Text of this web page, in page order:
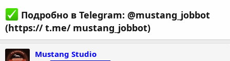
Подробно в Telegram: @mustang_jobbot
(https:// t.me/ mustang_jobbot)
Mustang Studio